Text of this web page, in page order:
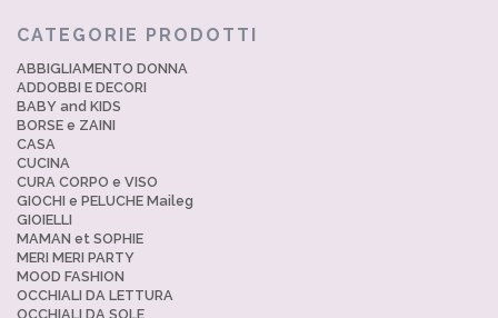
CATEGORIE PRODOTTI
ABBIGLIAMENTO DONNA
ADDOBBI E DECORI
BABY and KIDS
BORSE e ZAINI
CASA
CUCINA
CURA CORPO e VISO
GIOCHI e PELUCHE Maileg
GIOIELLI
MAMAN et SOPHIE
MERI MERI PARTY
MOOD FASHION
OCCHIALI DA LETTURA
OCCHIALI DA SOLE